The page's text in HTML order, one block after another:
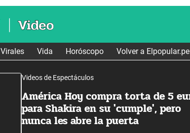
Virales Vida Horóscopo Volver a Elpopular.pe
Videos de Espectáculos
América Hoy compra torta de 5
para Shakira en su 'cumple', pero
nunca les abre la puerta